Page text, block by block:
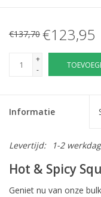
€137,70 €123,95
+
-
Informatie
Levertijd: 1-2
Hot & Spicy
Geniet nu van onze